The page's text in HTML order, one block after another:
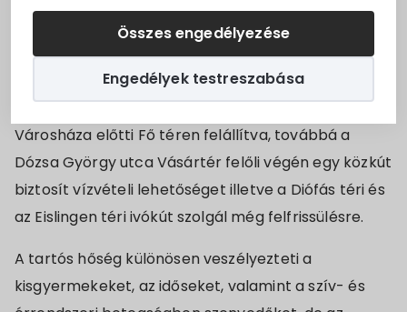
Összes engedélyezése
Engedélyek testreszabása
Turizmus
Választási információk
Választási szervek
Választási ügyintézés
ország egész területére III. fokú hőségriasztás
Az Önkormányzat részéről egy párakapu lett a
Városháza előtti Fő téren felállítva, továbbá a
Dózsa György utca Vásártér felőli végén egy közkút
biztosít vízvételi lehetőséget illetve a Diófás téri és
az Eislingen téri ivókút szolgál még felfrissülésre.
A tartós hőség különösen veszélyezteti a
kisgyermekeket, az időseket, valamint a szív- és